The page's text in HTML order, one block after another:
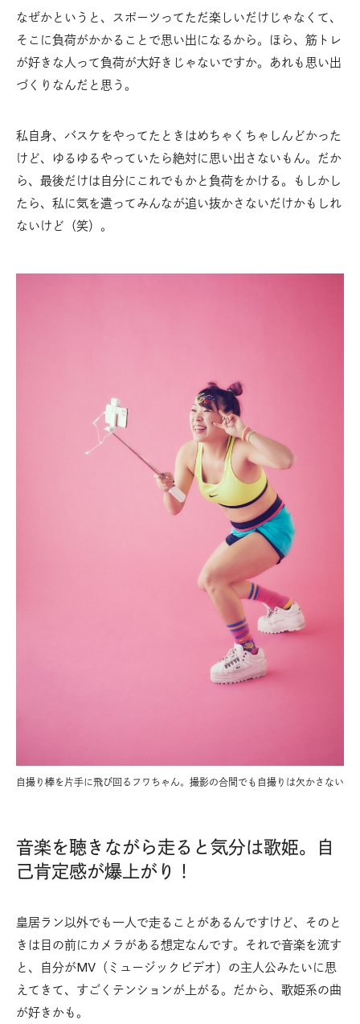
なぜかというと、スポーツってただ楽しいだけじゃなくて、
そこに負荷がかかることで思い出になるから。ほら、筋トレ
が好きな人って負荷が大好きじゃないですか。あれも思い出
づくりなんだと思う。
私自身、バスケをやってたときはめちゃくちゃしんどかった
けど、ゆるゆるやっていたら絶対に思い出さないもん。だか
ら、最後だけは自分にこれでもかと負荷をかける。もしかし
たら、私に気を遣ってみんなが追い抜かさないだけかもしれ
ないけど（笑）。
自撮り棒を片手に飛び回るフワちゃん。撮影の合間でも自撮りは欠かさない
音楽を聴きながら走ると気分は歌姫。自
己肯定感が爆上がり！
皇居ラン以外でも一人で走ることがあるんですけど、そのと
きは目の前にカメラがある想定なんです。それで音楽を流す
と、自分がMV（ミュージックビデオ）の主人公みたいに思
えてきて、すごくテンションが上がる。だから、歌姫系の曲
が好きかも。